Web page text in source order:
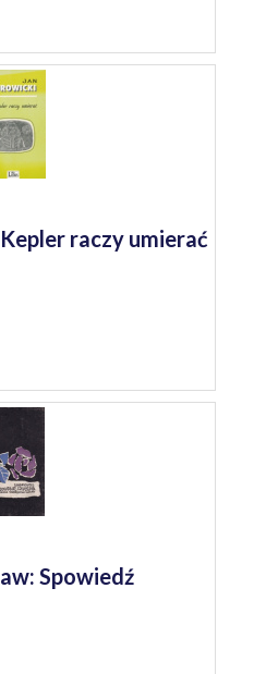
raczy umierać
Spowiedź